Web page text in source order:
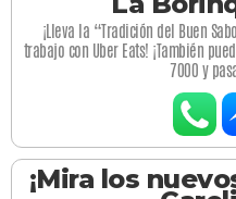
¡Lleva la “Tradición del Buen
trabajo con Uber Eats! ¡También
7000 y
¡Mira los